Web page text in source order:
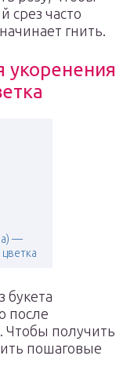
срез часто
гнить.
укоренения
—
букета
после
Чтобы получить
пошаговые